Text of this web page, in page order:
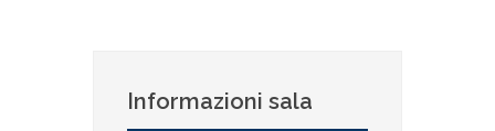
Informazioni sala